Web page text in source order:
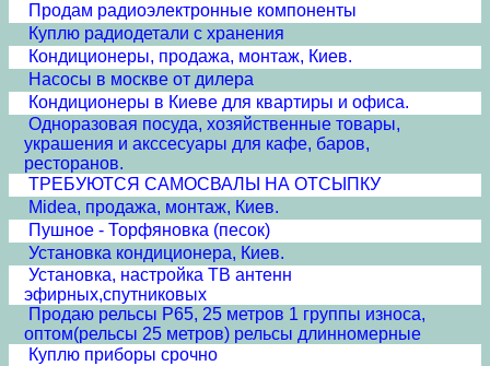
Продам радиоэлектронные компоненты
Куплю радиодетали с хранения
Кондиционеры, продажа, монтаж, Киев.
Насосы в москве от дилера
Кондиционеры в Киеве для квартиры и офиса.
Одноразовая посуда, хозяйственные товары,
украшения и акссесуары для кафе, баров,
ресторанов.
ТРЕБУЮТСЯ САМОСВАЛЫ НА ОТСЫПКУ
Midea, продажа, монтаж, Киев.
Пушное - Торфяновка (песок)
Установка кондиционера, Киев.
Установка, настройка ТВ антенн
эфирных,спутниковых
Продаю рельсы Р65, 25 метров 1 группы износа,
оптом(рельсы 25 метров) рельсы длинномерные
Куплю приборы срочно